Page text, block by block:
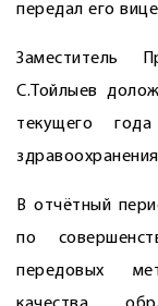
передал его
Заместитель
С.Тойлыев
текущего
В отчётный
по
передовых